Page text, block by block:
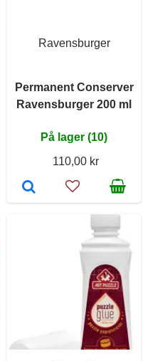
Ravensburger
Permanent Conserver
Ravensburger 200 ml
På lager (10)
110,00 kr